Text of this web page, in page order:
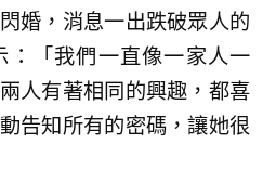
婚，消息一出跌破眾人的
：「我們一直像一家人一
人有著相同的興趣，都喜
告知所有的密碼，讓她很